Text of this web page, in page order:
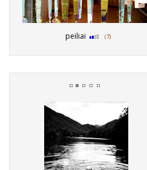
peiliai (7)